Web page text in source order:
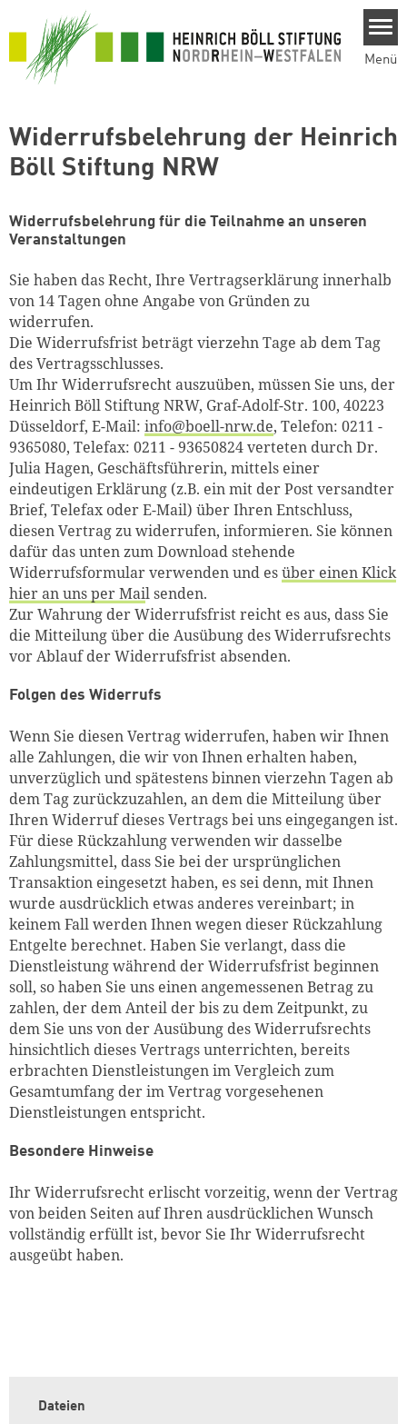
Direkt zum Inhalt
Menü
Widerrufsbelehrung der Heinrich
Böll Stiftung NRW
Widerrufsbelehrung für die Teilnahme an unseren
Veranstaltungen
Sie haben das Recht, Ihre Vertragserklärung innerhalb
von 14 Tagen ohne Angabe von Gründen zu
widerrufen.
Die Widerrufsfrist beträgt vierzehn Tage ab dem Tag
des Vertragsschlusses.
Um Ihr Widerrufsrecht auszuüben, müssen Sie uns, der
Heinrich Böll Stiftung NRW, Graf-Adolf-Str. 100, 40223
Düsseldorf, E-Mail: info@boell-nrw.de, Telefon: 0211 -
9365080, Telefax: 0211 - 93650824 verteten durch Dr.
Julia Hagen, Geschäftsführerin, mittels einer
eindeutigen Erklärung (z.B. ein mit der Post versandter
Brief, Telefax oder E-Mail) über Ihren Entschluss,
diesen Vertrag zu widerrufen, informieren. Sie können
dafür das unten zum Download stehende
Widerrufsformular verwenden und esüber einen Klick
hier an uns per Mail senden.
Zur Wahrung der Widerrufsfrist reicht es aus, dass Sie
die Mitteilung über die Ausübung des Widerrufsrechts
vor Ablauf der Widerrufsfrist absenden.
Folgen des Widerrufs
Wenn Sie diesen Vertrag widerrufen, haben wir Ihnen
alle Zahlungen, die wir von Ihnen erhalten haben,
unverzüglich und spätestens binnen vierzehn Tagen ab
dem Tag zurückzuzahlen, an dem die Mitteilung über
Ihren Widerruf dieses Vertrags bei uns eingegangen ist.
Für diese Rückzahlung verwenden wir dasselbe
Zahlungsmittel, dass Sie bei der ursprünglichen
Transaktion eingesetzt haben, es sei denn, mit Ihnen
wurde ausdrücklich etwas anderes vereinbart; in
keinem Fall werden Ihnen wegen dieser Rückzahlung
Entgelte berechnet. Haben Sie verlangt, dass die
Dienstleistung während der Widerrufsfrist beginnen
soll, so haben Sie uns einen angemessenen Betrag zu
zahlen, der dem Anteil der bis zu dem Zeitpunkt, zu
dem Sie uns von der Ausübung des Widerrufsrechts
hinsichtlich dieses Vertrags unterrichten, bereits
erbrachten Dienstleistungen im Vergleich zum
Gesamtumfang der im Vertrag vorgesehenen
Dienstleistungen entspricht.
Besondere Hinweise
Ihr Widerrufsrecht erlischt vorzeitig, wenn der Vertrag
von beiden Seiten auf Ihren ausdrücklichen Wunsch
vollständig erfüllt ist, bevor Sie Ihr Widerrufsrecht
ausgeübt haben.
Dateien